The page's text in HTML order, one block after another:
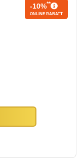
-10%**
ONLINE RABATT